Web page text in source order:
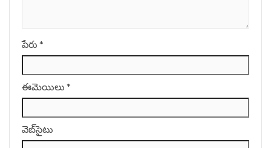
పేరు *
ఈమెయిలు *
వెబ్‌సైటు